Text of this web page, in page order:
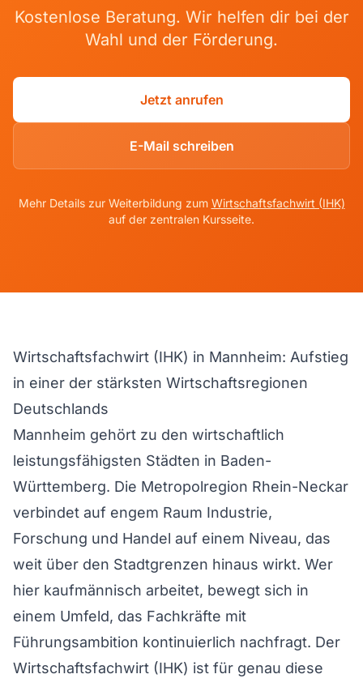
Kostenlose Beratung. Wir helfen dir bei der
Wahl und der Förderung.
Jetzt anrufen
E-Mail schreiben
Mehr Details zur Weiterbildung zum Wirtschaftsfachwirt (IHK)
auf der zentralen Kursseite.
Wirtschaftsfachwirt (IHK) in Mannheim: Aufstieg
in einer der stärksten Wirtschaftsregionen
Deutschlands
Mannheim gehört zu den wirtschaftlich
leistungsfähigsten Städten in Baden-
Württemberg. Die Metropolregion Rhein-Neckar
verbindet auf engem Raum Industrie,
Forschung und Handel auf einem Niveau, das
weit über den Stadtgrenzen hinaus wirkt. Wer
hier kaufmännisch arbeitet, bewegt sich in
einem Umfeld, das Fachkräfte mit
Führungsambition kontinuierlich nachfragt. Der
Wirtschaftsfachwirt (IHK) ist für genau diese